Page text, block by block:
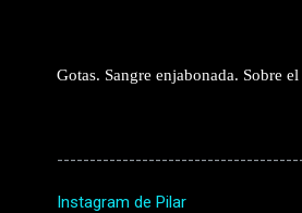
Gotas. Sangre enjabonada. Sobre
Instagram de Pilar